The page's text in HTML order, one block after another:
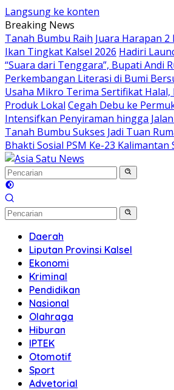
Langsung ke konten
Breaking News
Tanah Bumbu Raih Juara Harapan 2
Ikan Tingkat Kalsel 2026 Hadiri
“Suara dari Tenggara”, Bupati Andi
Perkembangan Literasi di Bumi
Usaha Mikro Terima Sertifikat Halal,
Produk Lokal Cegah Debu ke
Intensifkan Penyiraman hingga
Tanah Bumbu Sukses Jadi Tuan
Bhakti Sosial PSM Ke-23 Kalimantan
Daerah
Liputan Provinsi Kalsel
Ekonomi
Kriminal
Pendidikan
Nasional
Olahraga
Hiburan
IPTEK
Otomotif
Sport
Advetorial